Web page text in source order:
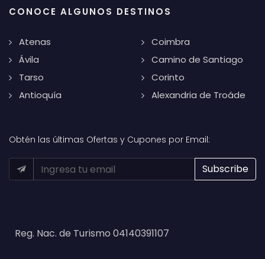
CONOCE ALGUNOS DESTINOS
Atenas
Ávila
Tarso
Antioquía
Coimbra
Camino de Santiago
Corinto
Alexandria de Troáde
Obtén las últimas Ofertas y Cupones por Email:
Reg. Nac. de Turismo 04140391107